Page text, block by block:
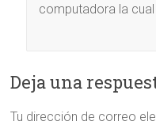
computadora la cual
Deja una
Tu dirección de correo